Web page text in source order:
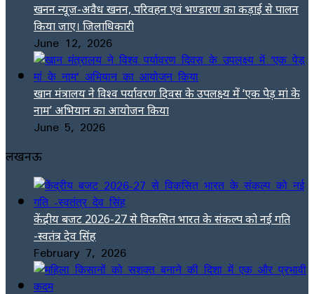
खनन न्यूज-अवैध खनन, परिवहन एवं भण्डारण का कड़ाई से पालन
किया जाए। जिलाधिकारी
June 12, 2026
खान मंत्रालय ने विश्व पर्यावरण दिवस के उपलक्ष्य में ‘एक पेड़ मां के
नाम’ अभियान का आयोजन किया
June 5, 2026
लखनऊ
केंद्रीय बजट 2026-27 से विकसित भारत के संकल्प को नई गति
-स्वतंत्र देव सिंह
February 7, 2026